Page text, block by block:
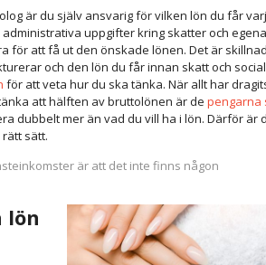
är du själv ansvarig för vilken lön du får
uppgifter kring skatter och
för att få ut den önskade lönen. Det är
och den lön du får innan skatt och
för att veta hur du ska tänka. När allt har
att hälften av bruttolönen är de pengarna
dubbelt mer än vad du vill ha i lön. Därför är
sätt.
är att det inte finns någon
lön